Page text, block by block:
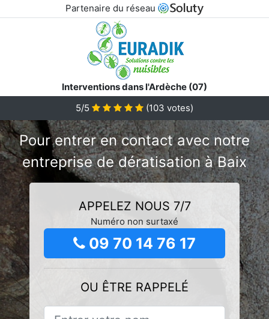
Partenaire du réseau
Interventions dans l'Ardèche (07)
5/5
(103 votes)
Pour entrer en contact avec notre
entreprise de dératisation à Baix
APPELEZ NOUS 7/7
Numéro non surtaxé
09 70 14 76 17
OU ÊTRE RAPPELÉ